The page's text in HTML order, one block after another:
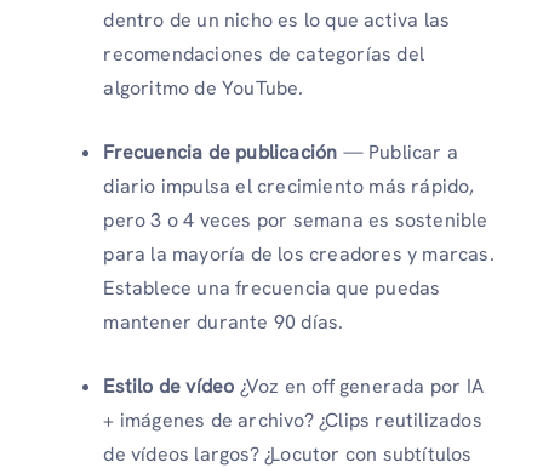
dentro de un nicho es lo que activa las
recomendaciones de categorías del
algoritmo de YouTube.
Frecuencia de publicación — Publicar a
diario impulsa el crecimiento más rápido,
pero 3 o 4 veces por semana es sostenible
para la mayoría de los creadores y marcas.
Establece una frecuencia que puedas
mantener durante 90 días.
Estilo de vídeo ¿Voz en off generada por IA
+ imágenes de archivo? ¿Clips reutilizados
de vídeos largos? ¿Locutor con subtítulos